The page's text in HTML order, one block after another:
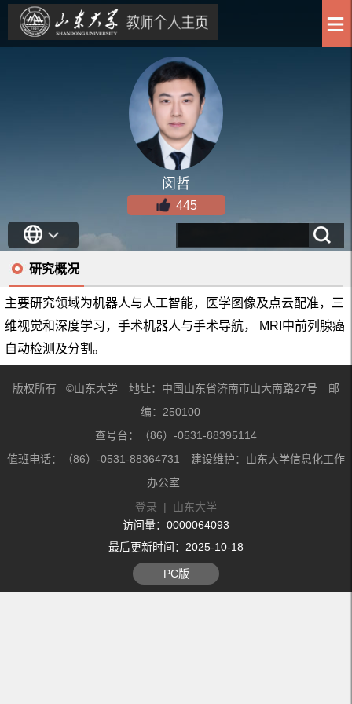
闵哲
445
研究概况
主要研究领域为机器人与人工智能，医学图像及点云配准，三
维视觉和深度学习，手术机器人与手术导航， MRI中前列腺癌
自动检测及分割。
版权所有 ©山东大学 地址：中国山东省济南市山大南路27号 邮
编：250100
查号台：（86）-0531-88395114
值班电话：（86）-0531-88364731 建设维护：山东大学信息化工作
办公室
登录 | 山东大学
访问量： 0000064093
最后更新时间： 2025-10-18
PC版